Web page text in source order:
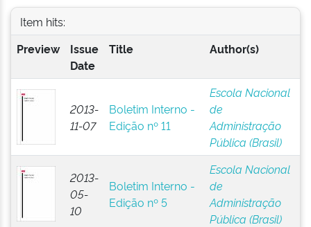
Item hits:
Preview
Issue
Date
Title Author(s)
2013-
11-07
Boletim Interno -
Edição nº 11
Escola Nacional
de
Administração
Pública (Brasil)
2013-
05-
10
Boletim Interno -
Edição nº 5
Escola Nacional
de
Administração
Pública (Brasil)